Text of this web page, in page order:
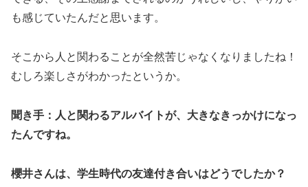
も感じていたんだと思います。
そこから人と関わることが全然苦じゃなくなりましたね！
むしろ楽しさがわかったというか。
聞き手：人と関わるアルバイトが、大きなきっかけになっ
たんですね。
櫻井さんは、学生時代の友達付き合いはどうでしたか？